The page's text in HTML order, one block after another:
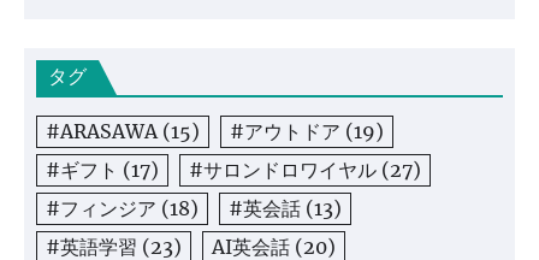
タグ
#ARASAWA (15) #アウトドア (19)
#ギフト (17) #サロンドロワイヤル (27)
#フィンジア (18) #英会話 (13)
#英語学習 (23) AI英会話 (20)